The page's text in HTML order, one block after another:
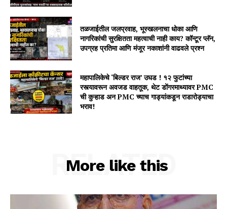
तळजाईतील जलप्रवाह, भूस्खलनाचा धोका आणि
नागरिकांची सुरक्षितता महत्वाची नाही काय? कॉन्टूर प्लॅन,
उपग्रह प्रतिमा आणि मंजूर नकाशांनी वाढवले प्रश्न
महापालिकेचे ‘बिल्डर राज’ उघड ! १२ फुटांच्या
रस्त्यावरून अवजड वाहतूक, थेट डोंगरमाथ्यावर PMC
ची कुऱ्हाड अन PMC च्याच गाड्यांकडून राडारोड्याचा
भराव!
More like this
RELATED